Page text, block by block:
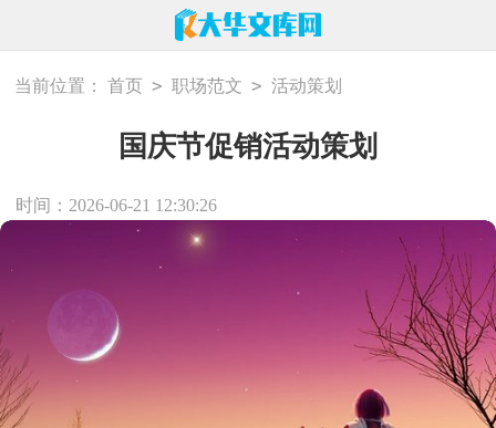
当前位置： 首页 > 职场范文 > 活动策划
国庆节促销活动策划
时间：2026-06-21 12:30:26